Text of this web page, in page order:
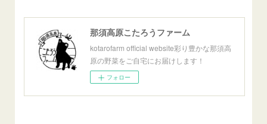
那須高原こたろうファーム
kotarofarm official website彩り豊かな那須高
原の野菜をご自宅にお届けします！
フォロー